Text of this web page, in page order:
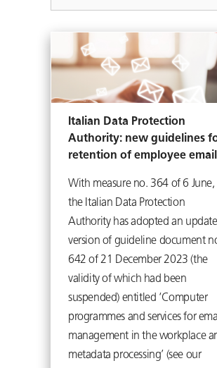
Italian Data Protection
Authority: new guidelines
retention of employee
With measure no. 364 of 6 June,
the Italian Data Protection
Authority has adopted an
version of guideline document
642 of 21 December 2023 (the
validity of which had been
suspended) entitled ‘Computer
programmes and services for
management in the workplace
metadata processing’ (see our